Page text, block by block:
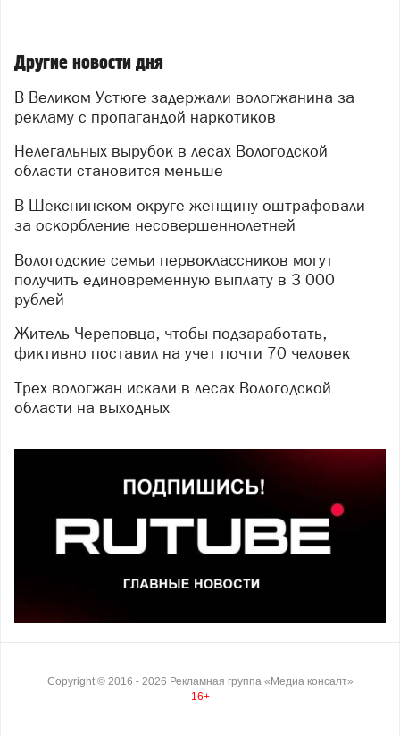
Другие новости дня
В Великом Устюге задержали вологжанина за
рекламу с пропагандой наркотиков
Нелегальных вырубок в лесах Вологодской
области становится меньше
В Шекснинском округе женщину оштрафовали
за оскорбление несовершеннолетней
Вологодские семьи первоклассников могут
получить единовременную выплату в 3 000
рублей
Житель Череповца, чтобы подзаработать,
фиктивно поставил на учет почти 70 человек
Трех вологжан искали в лесах Вологодской
области на выходных
Copyright © 2016 - 2026 Рекламная группа «Медиа консалт»
16+